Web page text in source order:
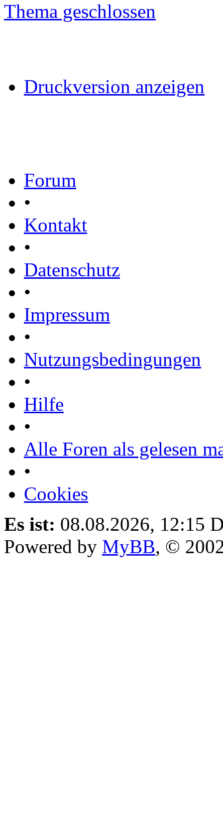
Thema geschlossen
Druckversion anzeigen
Forum
•
Kontakt
•
Datenschutz
•
Impressum
•
Nutzungsbedingungen
•
Hilfe
•
Alle Foren als gelesen
•
Cookies
Es ist: 08.08.2026, 12:15
Powered by MyBB, ©